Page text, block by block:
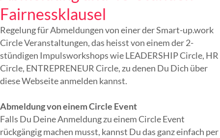
Fairnessklausel
Regelung für Abmeldungen von einer der Smart-up.work
Circle Veranstaltungen, das heisst von einem der 2-
stündigen Impulsworkshops wie LEADERSHIP Circle, HR
Circle, ENTREPRENEUR Circle, zu denen Du Dich über
diese Webseite anmelden kannst.
Abmeldung von einem Circle Event
Falls Du Deine Anmeldung zu einem Circle Event
rückgängig machen musst, kannst Du das ganz einfach per